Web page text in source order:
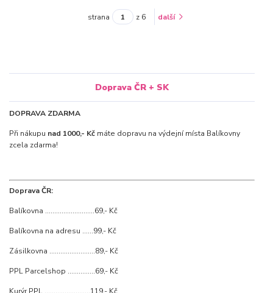
strana z 6 další
Doprava ČR + SK
DOPRAVA ZDARMA
Při nákupu nad 1000,- Kč máte dopravu na výdejní místa Balíkovny
zcela zdarma!
Doprava ČR:
Balíkovna ...........................69,- Kč
Balíkovna na adresu ......99,- Kč
Zásilkovna .........................89,- Kč
PPL Parcelshop ...............69,- Kč
Kurýr PPL .........................119,- Kč